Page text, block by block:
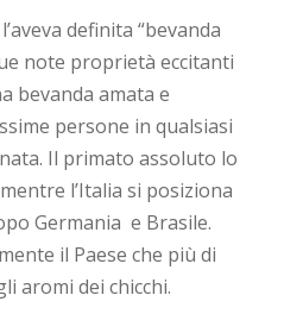
definita “bevanda
note proprietà eccitanti
bevanda amata e
persone in qualsiasi
Il primato assoluto lo
l’Italia si posiziona
Germania e Brasile.
il Paese che più di
aromi dei chicchi.